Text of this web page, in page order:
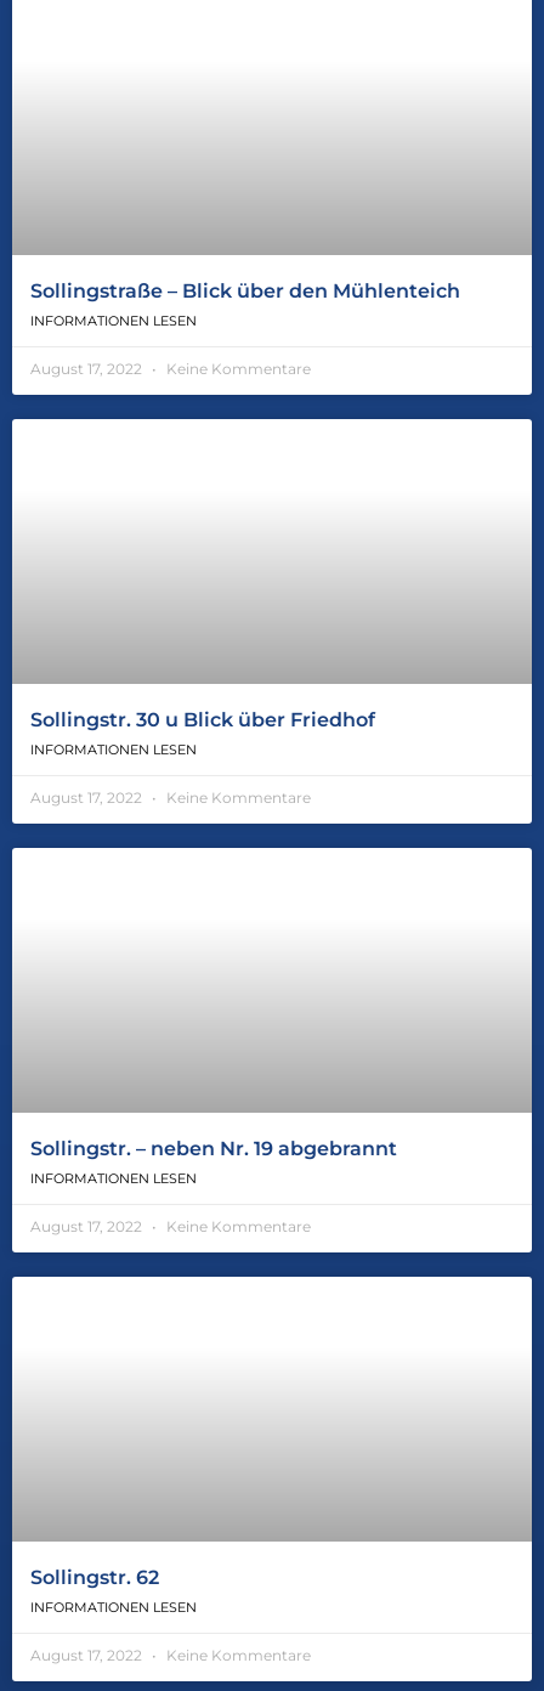
Sollingstraße – Blick über den Mühlenteich
INFORMATIONEN LESEN
August 17, 2022 Keine Kommentare
Sollingstr. 30 u Blick über Friedhof
INFORMATIONEN LESEN
August 17, 2022 Keine Kommentare
Sollingstr. – neben Nr. 19 abgebrannt
INFORMATIONEN LESEN
August 17, 2022 Keine Kommentare
Sollingstr. 62
INFORMATIONEN LESEN
August 17, 2022 Keine Kommentare